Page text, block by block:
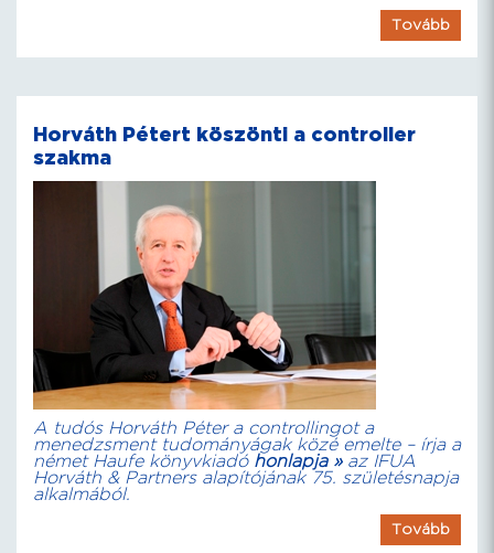
Tovább
Horváth Pétert köszönti a controller
szakma
A tudós Horváth Péter a controllingot a
menedzsment tudományágak közé emelte – írja a
német Haufe könyvkiadó honlapja »az IFUA
Horváth & Partners alapítójának 75. születésnapja
alkalmából.
Tovább